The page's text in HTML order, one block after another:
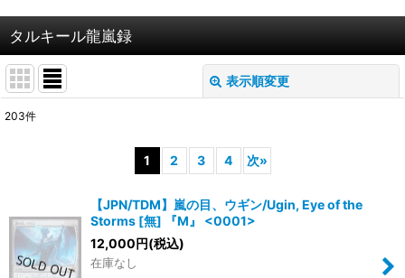
タルキール龍嵐録
表示順変更
絞り込む
203件
1 2 3 4 次»
【JPN/TDM】嵐の目、ウギン/Ugin, Eye of the
Storms [無] 『M』 <0001>
12,000円(税込)
在庫なし